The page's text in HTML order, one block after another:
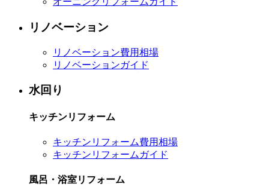
リノベーション
リノベーション費用相場
リノベーションガイド
水回り
キッチンリフォーム
キッチンリフォーム費用相場
キッチンリフォームガイド
風呂・浴室リフォーム